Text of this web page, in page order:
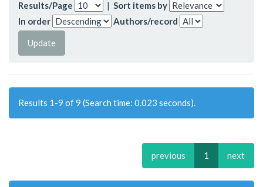
Results/Page | Sort items by
In order
Authors/record
Results 1-9 of 9 (Search time: 0.023 seconds).
previous 1 next